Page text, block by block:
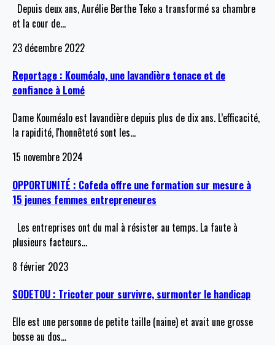
Depuis deux ans, Aurélie Berthe Teko a transformé sa chambre
et la cour de…
23 décembre 2022
Reportage : Kouméalo, une lavandière tenace et de
confiance à Lomé
Dame Kouméalo est lavandière depuis plus de dix ans. L’efficacité,
la rapidité, l'honnêteté sont les…
15 novembre 2024
OPPORTUNITÉ : Cofeda offre une formation sur mesure à
15 jeunes femmes entrepreneures
Les entreprises ont du mal à résister au temps. La faute à
plusieurs facteurs…
8 février 2023
SODETOU : Tricoter pour survivre, surmonter le handicap
Elle est une personne de petite taille (naine) et avait une grosse
bosse au dos…